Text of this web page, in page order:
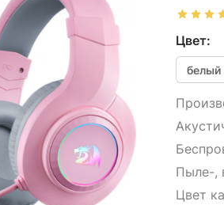
Цвет:
белый
Пыле-,
Цвет